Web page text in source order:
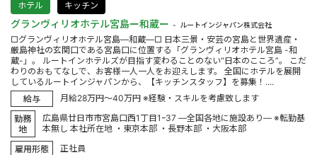
ホテル キッチン
グランヴィリオホテル宮島ー和蔵ー ルートインジャパン株式会社
□グランヴィリオホテル宮島―和蔵―□ 日本三景・安芸の宮島と世界遺産・
厳島神社の玄関口である宮島口に位置する「グランヴィリオホテル宮島 -和
蔵-」。 ルートインホテルズが目指す変わることのない“日本のこころ”。 こだ
わりのおもてなしで、お客様一人一人をお迎えします。 全国にホテルを展開
しているルートインジャパンから、【キッチンスタッフ】を募集！....
給与
月給28万円～40万円 ※経験・スキルを考慮致します
勤務
地
広島県廿日市市宮島口西1丁目1ｰ37 ―全国各地に施設あり― ※転勤基
本無し 本社所在地 ・東京本部 ・長野本部 ・大阪本部
雇用形態
正社員